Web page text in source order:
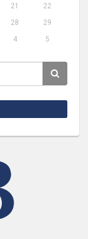
21
22
28
29
4 5